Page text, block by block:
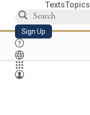
TextsTopics
Sign Up